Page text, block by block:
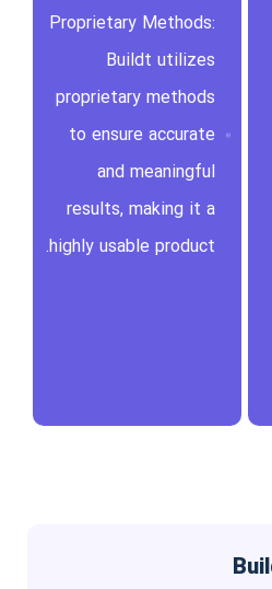
Proprietary Methods:
Buildt utilizes
proprietary methods
to ensure accurate
and meaningful
results, making it a
highly usable product.